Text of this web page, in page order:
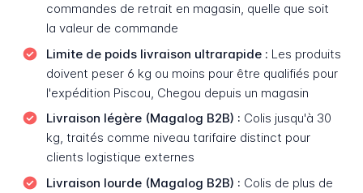
commandes de retrait en magasin, quelle que soit
la valeur de commande
Limite de poids livraison ultrarapide : Les produits
doivent peser 6 kg ou moins pour être qualifiés pour
l'expédition Piscou, Chegou depuis un magasin
Livraison légère (Magalog B2B) : Colis jusqu'à 30
kg, traités comme niveau tarifaire distinct pour
clients logistique externes
Livraison lourde (Magalog B2B) : Colis de plus de